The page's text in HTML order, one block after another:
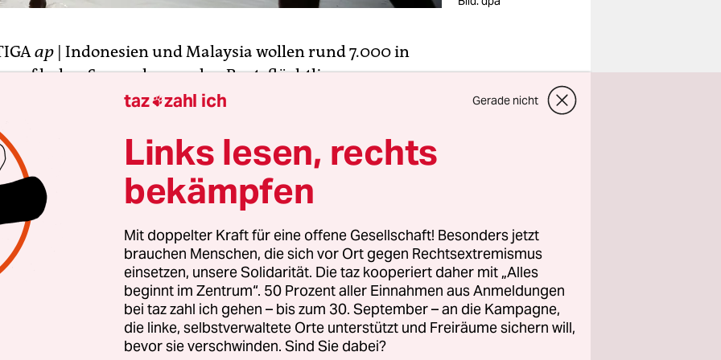
ap | Indonesien und Malaysia wollen rund 7.000 in
auf hoher See ausharrenden Bootsflüchtlingen
Zuflucht gewähren. Das teilte der malaysische
Anifah Aman am Mittwoch in Kuala Lumpur mit, wo er
Kollegen aus Indonesien und Thailand zur
beraten hatte.
vorher sind nach monatelanger Irrfahrt auf hoher See
430 Bootsflüchtlinge von indonesischen Fischern
Die aus Myanmar stammenden Rohingya sowie
Bangladesch seien in die Provinz Aceh gebracht
die Behörden der Stadt Langsa. Indonesien,
Malaysia berieten am Mittwoch über eine Lösung für die
– allerdings ohne die Herkunftsländer Myanmar und
taz zahl ich Gerade nicht
Links lesen, rechts
bekämpfen
Mit doppelter Kraft für eine offene Gesellschaft! Besonders jetzt
brauchen Menschen, die sich vor Ort gegen Rechtsextremismus
einsetzen, unsere Solidarität. Die taz kooperiert daher mit „Alles
beginnt im Zentrum“. 50 Prozent aller Einnahmen aus Anmeldungen
bei taz zahl ich gehen – bis zum 30. September – an die Kampagne,
die linke, selbstverwaltete Orte unterstützt und Freiräume sichern will,
bevor sie verschwinden. Sind Sie dabei?